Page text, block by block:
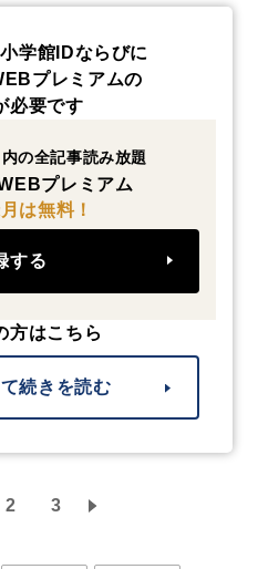
学館IDならびに
プレミアムの
必要です
の全記事読み放題
プレミアム
は無料！
する
方はこちら
続きを読む
2 3